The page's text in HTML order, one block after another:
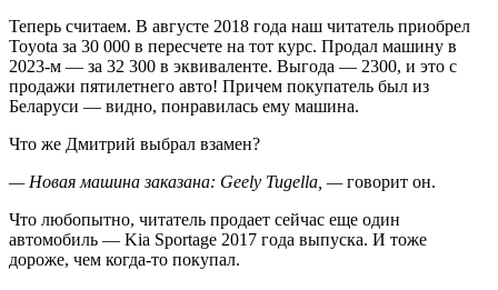
Теперь считаем. В августе 2018 года наш читатель приобрел
Toyota за 30 000 в пересчете на тот курс. Продал машину в
2023-м — за 32 300 в эквиваленте. Выгода — 2300, и это с
продажи пятилетнего авто! Причем покупатель был из
Беларуси — видно, понравилась ему машина.
Что же Дмитрий выбрал взамен?
— Новая машина заказана: Geely Tugella, —говорит он.
Что любопытно, читатель продает сейчас еще один
автомобиль — Kia Sportage 2017 года выпуска. И тоже
дороже, чем когда-то покупал.